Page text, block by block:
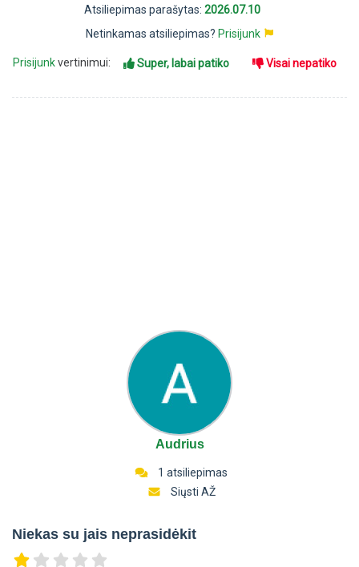
Atsiliepimas parašytas: 2026.07.10
Netinkamas atsiliepimas? Prisijunk
Prisijunkvertinimui: Super, labai patiko Visai nepatiko
Audrius
1 atsiliepimas
Siųsti AŽ
Niekas su jais neprasidėkit